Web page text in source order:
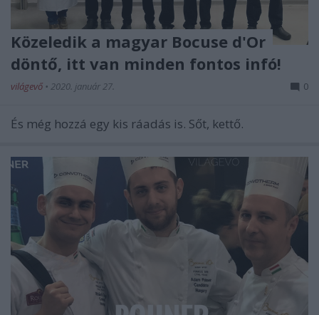
Közeledik a magyar Bocuse d'Or
döntő, itt van minden fontos infó!
világevő • 2020. január 27. 0
És még hozzá egy kis ráadás is. Sőt, kettő.